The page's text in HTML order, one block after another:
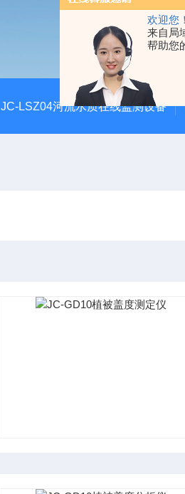
欢迎您！
来自局
帮助您
JC-LSZ04河流水质在线监测设备